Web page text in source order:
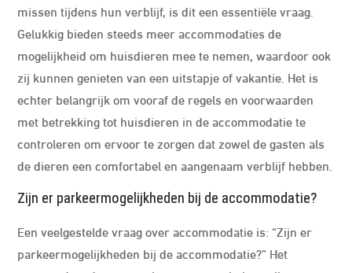
missen tijdens hun verblijf, is dit een essentiële vraag.
Gelukkig bieden steeds meer accommodaties de
mogelijkheid om huisdieren mee te nemen, waardoor ook
zij kunnen genieten van een uitstapje of vakantie. Het is
echter belangrijk om vooraf de regels en voorwaarden
met betrekking tot huisdieren in de accommodatie te
controleren om ervoor te zorgen dat zowel de gasten als
de dieren een comfortabel en aangenaam verblijf hebben.
Zijn er parkeermogelijkheden bij de accommodatie?
Een veelgestelde vraag over accommodatie is: “Zijn er
parkeermogelijkheden bij de accommodatie?” Het